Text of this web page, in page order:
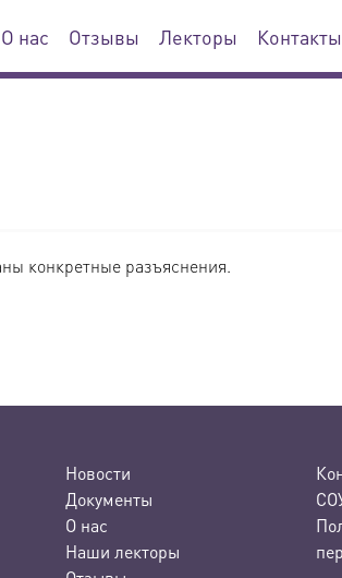
О нас Отзывы Лекторы Контакты
конкретные разъяснения.
Новости
Документы
О нас
Наши лекторы